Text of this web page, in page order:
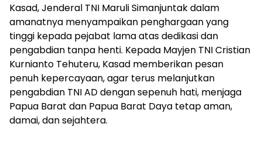
Kasad, Jenderal TNI Maruli Simanjuntak dalam
amanatnya menyampaikan penghargaan yang
tinggi kepada pejabat lama atas dedikasi dan
pengabdian tanpa henti. Kepada Mayjen TNI Cristian
Kurnianto Tehuteru, Kasad memberikan pesan
penuh kepercayaan, agar terus melanjutkan
pengabdian TNI AD dengan sepenuh hati, menjaga
Papua Barat dan Papua Barat Daya tetap aman,
damai, dan sejahtera.